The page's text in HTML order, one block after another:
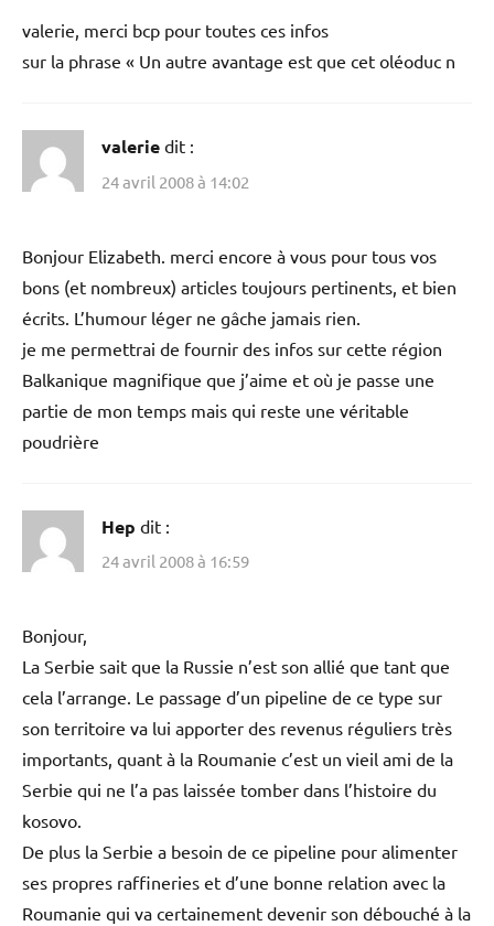
valerie, merci bcp pour toutes ces infos
sur la phrase « Un autre avantage est que cet oléoduc n
valerie dit :
24 avril 2008 à 14:02
Bonjour Elizabeth. merci encore à vous pour tous vos
bons (et nombreux) articles toujours pertinents, et bien
écrits. L’humour léger ne gâche jamais rien.
je me permettrai de fournir des infos sur cette région
Balkanique magnifique que j’aime et où je passe une
partie de mon temps mais qui reste une véritable
poudrière
Hep dit :
24 avril 2008 à 16:59
Bonjour,
La Serbie sait que la Russie n’est son allié que tant que
cela l’arrange. Le passage d’un pipeline de ce type sur
son territoire va lui apporter des revenus réguliers très
importants, quant à la Roumanie c’est un vieil ami de la
Serbie qui ne l’a pas laissée tomber dans l’histoire du
kosovo.
De plus la Serbie a besoin de ce pipeline pour alimenter
ses propres raffineries et d’une bonne relation avec la
Roumanie qui va certainement devenir son débouché à la